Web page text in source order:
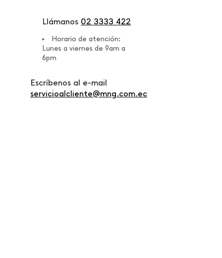
Llámanos 02 3333 422
Horario de atención:
Lunes a viernes de 9am a
6pm
Escríbenos al e-mail
servicioalcliente@mng.com.ec